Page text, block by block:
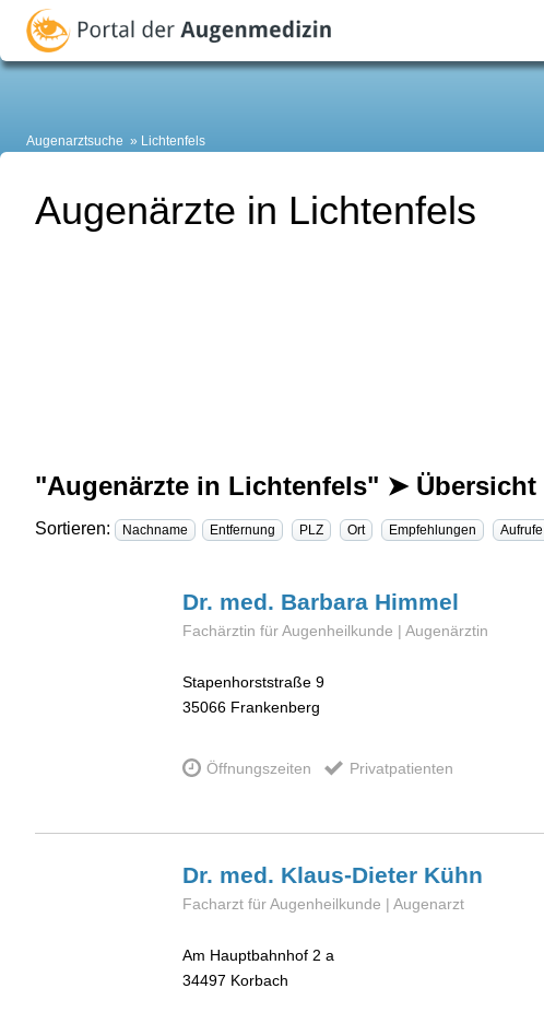
Augenarztsuche Lichtenfels
Augenärzte in Lichtenfels
"Augenärzte in Lichtenfels" ➤ Übersicht
Sortieren: Nachname Entfernung PLZ Ort Empfehlungen Aufrufe
Dr. med. Barbara Himmel
Fachärztin für Augenheilkunde | Augenärztin
Stapenhorststraße 9
35066 Frankenberg
Öffnungszeiten Privatpatienten
Dr. med. Klaus-Dieter Kühn
Facharzt für Augenheilkunde | Augenarzt
Am Hauptbahnhof 2 a
34497 Korbach